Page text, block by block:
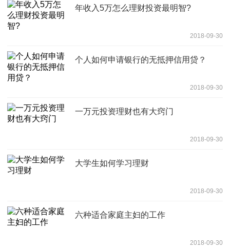
年收入5万怎么理财投资最明智?
2018-09-30
个人如何申请银行的无抵押信用贷？
2018-09-30
一万元投资理财也有大窍门
2018-09-30
大学生如何学习理财
2018-09-30
六种适合家庭主妇的工作
2018-09-30